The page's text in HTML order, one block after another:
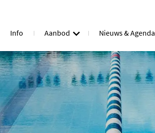
Info Aanbod Nieuws & Agenda